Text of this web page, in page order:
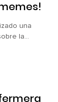
una
la
está